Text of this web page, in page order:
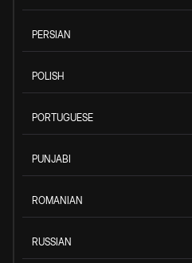
PERSIAN
POLISH
PORTUGUESE
PUNJABI
ROMANIAN
RUSSIAN